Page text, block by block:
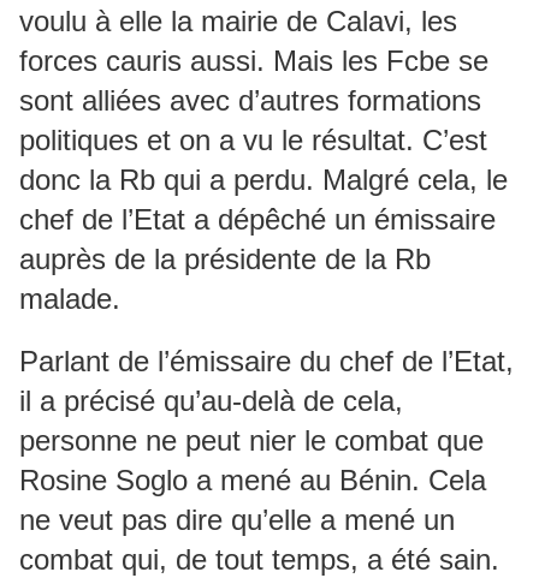
voulu à elle la mairie de Calavi, les
forces cauris aussi. Mais les Fcbe se
sont alliées avec d’autres formations
politiques et on a vu le résultat. C’est
donc la Rb qui a perdu. Malgré cela, le
chef de l’Etat a dépêché un émissaire
auprès de la présidente de la Rb
malade.
Parlant de l’émissaire du chef de l’Etat,
il a précisé qu’au-delà de cela,
personne ne peut nier le combat que
Rosine Soglo a mené au Bénin. Cela
ne veut pas dire qu’elle a mené un
combat qui, de tout temps, a été sain.